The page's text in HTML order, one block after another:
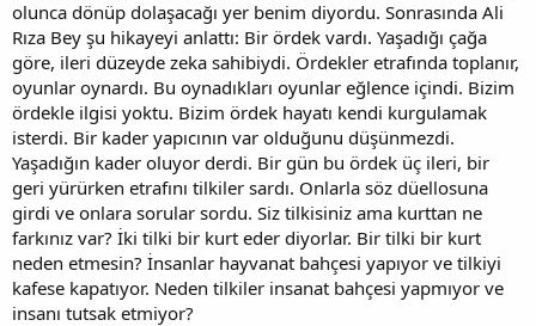
olunca dönüp dolaşacağı yer benim diyordu. Sonrasında Ali
Rıza Bey şu hikayeyi anlattı: Bir ördek vardı. Yaşadığı çağa
göre, ileri düzeyde zeka sahibiydi. Ördekler etrafında toplanır,
oyunlar oynardı. Bu oynadıkları oyunlar eğlence içindi. Bizim
ördekle ilgisi yoktu. Bizim ördek hayatı kendi kurgulamak
isterdi. Bir kader yapıcının var olduğunu düşünmezdi.
Yaşadığın kader oluyor derdi. Bir gün bu ördek üç ileri, bir
geri yürürken etrafını tilkiler sardı. Onlarla söz düellosuna
girdi ve onlara sorular sordu. Siz tilkisiniz ama kurttan ne
farkınız var? İki tilki bir kurt eder diyorlar. Bir tilki bir kurt
neden etmesin? İnsanlar hayvanat bahçesi yapıyor ve tilkiyi
kafese kapatıyor. Neden tilkiler insanat bahçesi yapmıyor ve
insanı tutsak etmiyor?